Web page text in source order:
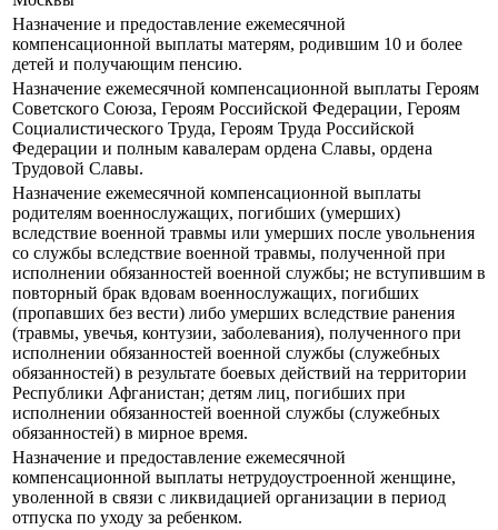
Назначение и предоставление ежемесячной
компенсационной выплаты матерям, родившим 10 и более
детей и получающим пенсию.
Назначение ежемесячной компенсационной выплаты Героям
Советского Союза, Героям Российской Федерации, Героям
Социалистического Труда, Героям Труда Российской
Федерации и полным кавалерам ордена Славы, ордена
Трудовой Славы.
Назначение ежемесячной компенсационной выплаты
родителям военнослужащих, погибших (умерших)
вследствие военной травмы или умерших после увольнения
со службы вследствие военной травмы, полученной при
исполнении обязанностей военной службы; не вступившим в
повторный брак вдовам военнослужащих, погибших
(пропавших без вести) либо умерших вследствие ранения
(травмы, увечья, контузии, заболевания), полученного при
исполнении обязанностей военной службы (служебных
обязанностей) в результате боевых действий на территории
Республики Афганистан; детям лиц, погибших при
исполнении обязанностей военной службы (служебных
обязанностей) в мирное время.
Назначение и предоставление ежемесячной
компенсационной выплаты нетрудоустроенной женщине,
уволенной в связи с ликвидацией организации в период
отпуска по уходу за ребенком.